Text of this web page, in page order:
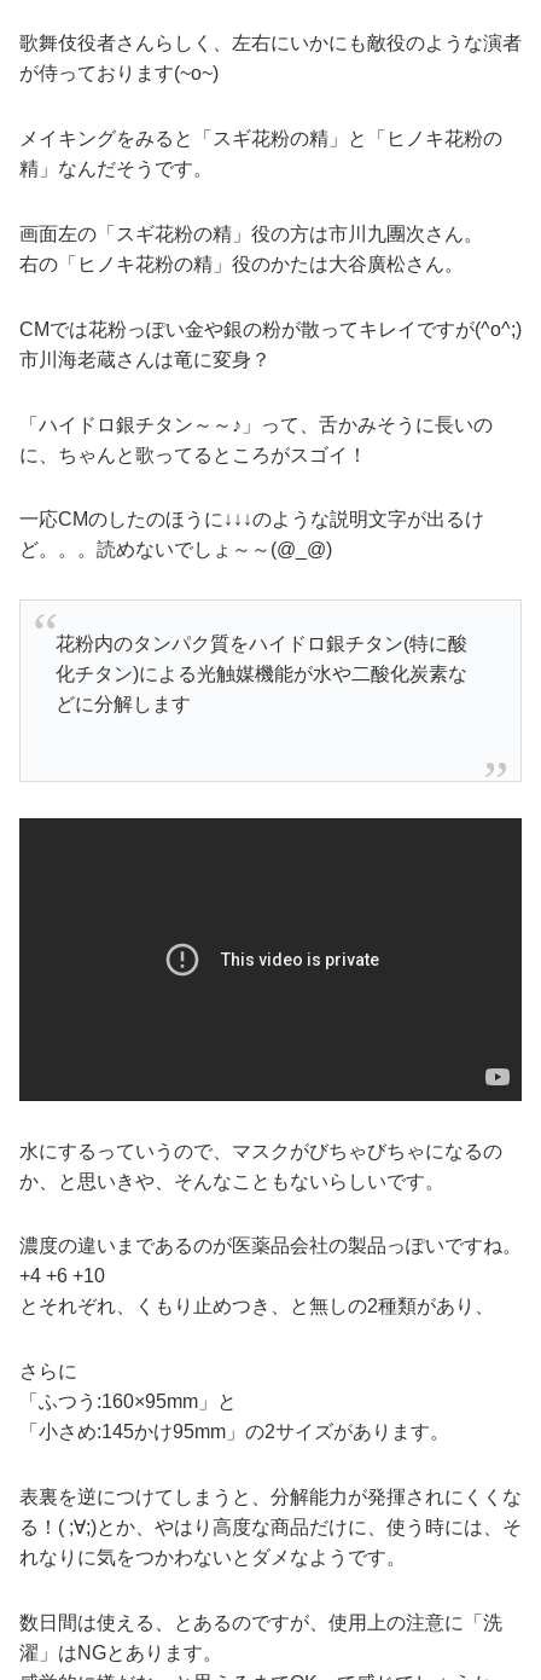
歌舞伎役者さんらしく、左右にいかにも敵役のような演者
が侍っております(~o~)
メイキングをみると「スギ花粉の精」と「ヒノキ花粉の
精」なんだそうです。
画面左の「スギ花粉の精」役の方は市川九團次さん。
右の「ヒノキ花粉の精」役のかたは大谷廣松さん。
CMでは花粉っぽい金や銀の粉が散ってキレイですが(^o^;)
市川海老蔵さんは竜に変身？
「ハイドロ銀チタン～～♪」って、舌かみそうに長いの
に、ちゃんと歌ってるところがスゴイ！
一応CMのしたのほうに↓↓↓のような説明文字が出るけ
ど。。。読めないでしょ～～(@_@)
花粉内のタンパク質をハイドロ銀チタン(特に酸
化チタン)による光触媒機能が水や二酸化炭素な
どに分解します
水にするっていうので、マスクがびちゃびちゃになるの
か、と思いきや、そんなこともないらしいです。
濃度の違いまであるのが医薬品会社の製品っぽいですね。
+4 +6 +10
とそれぞれ、くもり止めつき、と無しの2種類があり、
さらに
「ふつう:160×95mm」と
「小さめ:145かけ95mm」の2サイズがあります。
表裏を逆につけてしまうと、分解能力が発揮されにくくな
る！( ;∀;)とか、やはり高度な商品だけに、使う時には、そ
れなりに気をつかわないとダメなようです。
数日間は使える、とあるのですが、使用上の注意に「洗
濯」はNGとあります。